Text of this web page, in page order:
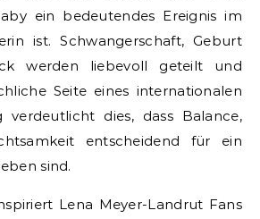
ein bedeutendes Ereignis im
ist. Schwangerschaft, Geburt
werden liebevoll geteilt und
Seite eines internationalen
verdeutlicht dies, dass Balance,
entscheidend für ein
sind.
Lena Meyer-Landrut Fans